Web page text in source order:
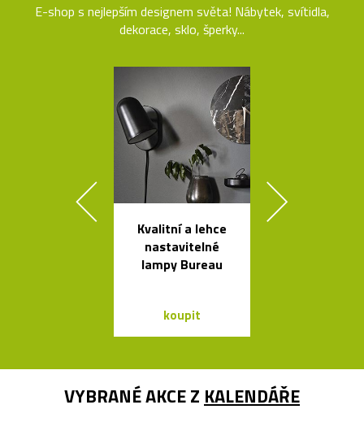
E-shop s nejlepším designem světa! Nábytek, svítidla,
dekorace, sklo, šperky...
Kvalitní a lehce
nastavitelné
lampy Bureau
koupit
VYBRANÉ AKCE Z KALENDÁŘE